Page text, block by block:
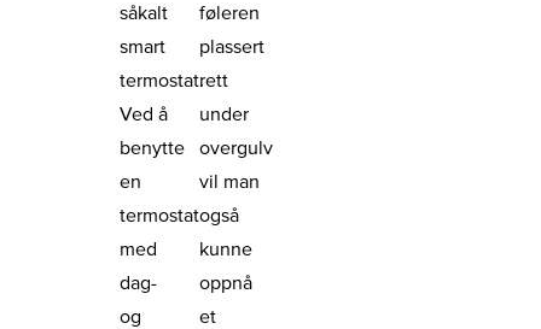
såkalt
smart
termostat.
Ved å
benytte
en
termostat
med
dag-
og
føleren
plassert
rett
under
overgulv
vil man
også
kunne
oppnå
et